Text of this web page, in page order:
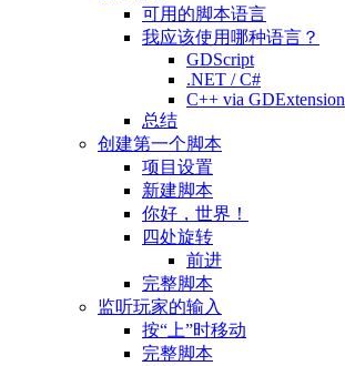
可用的脚本语言
我应该使用哪种语言？
GDScript
.NET / C#
C++ via GDExtension
总结
创建第一个脚本
项目设置
新建脚本
你好，世界！
四处旋转
前进
完整脚本
监听玩家的输入
按“上”时移动
完整脚本